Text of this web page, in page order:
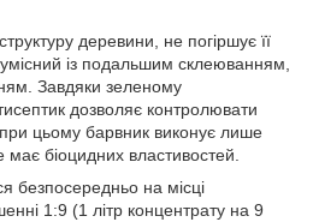
деревини, не погіршує її
із подальшим склеюванням,
Завдяки зеленому
дозволяє контролювати
при цьому барвник виконує лише
має біоцидних властивостей.
безпосередньо на місці
1:9 (1 літр концентрату на 9